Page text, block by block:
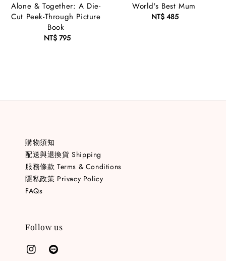
Alone & Together: A Die-
Cut Peek-Through Picture
Book
Regular
NT$ 795
World's Best Mum
Regular
NT$ 485
購物須知
配送與退換貨 Shipping
服務條款 Terms & Conditions
隱私政策 Privacy Policy
FAQs
Follow us